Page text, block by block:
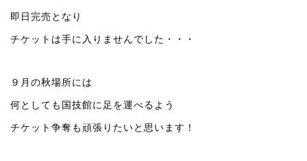
即日完売となり
チケットは手に入りませんでした・・・
９月の秋場所には
何としても国技館に足を運べるよう
チケット争奪も頑張りたいと思います！